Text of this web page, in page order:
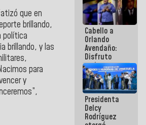
que en
brillando,
política
brillando, y las
para
y
Cabello a
Orlando
Avendaño:
Disfruto
cada vez
que escribes
porque lo
que haces
es
embarrarla
Presidenta
Delcy
Rodríguez